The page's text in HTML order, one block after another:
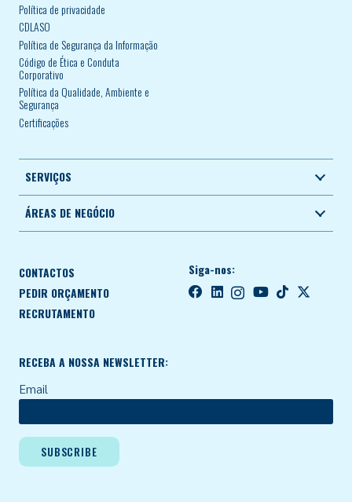
Política de privacidade
CDLASO
Política de Segurança da Informação
Código de Ética e Conduta
Corporativo
Política da Qualidade, Ambiente e
Segurança
Certificações
SERVIÇOS
ÁREAS DE NEGÓCIO
CONTACTOS
PEDIR ORÇAMENTO
RECRUTAMENTO
Siga-nos:
RECEBA A NOSSA NEWSLETTER:
Email